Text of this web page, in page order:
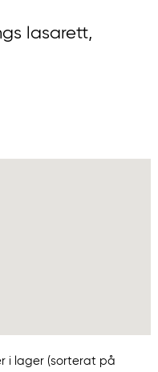
lasarett,
i lager (sorterat på